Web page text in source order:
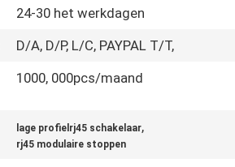
24-30 het werkdagen
D/A, D/P, L/C, PAYPAL T/T,
1000, 000pcs/maand
lage profielrj45 schakelaar,
rj45 modulaire stoppen